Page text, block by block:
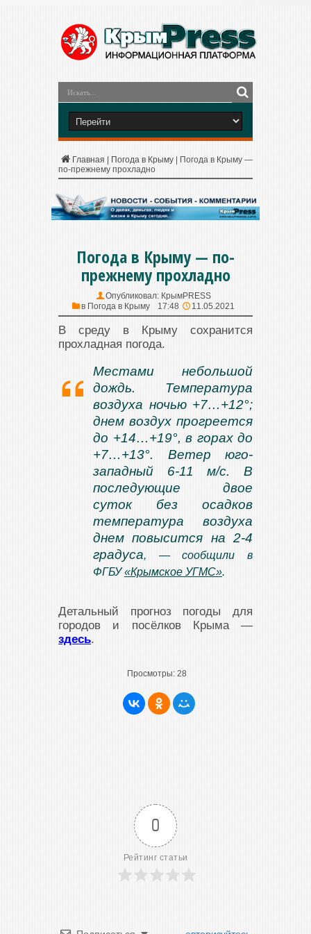
Главная Погода в Крыму
Погода в Крыму —
по-прежнему прохладно
Погода в Крыму — по-
прежнему прохладно
Опубликовал: КрымPRESS
в Погода в Крыму 17:48 11.05.2021
В среду в Крыму сохранится
прохладная погода.
Местами небольшой
дождь. Температура
воздуха ночью +7…+12°;
днем воздух прогреется
до +14…+19°, в горах до
+7…+13°. Ветер юго-
западный 6-11 м/с. В
последующие двое
суток без осадков
температура воздуха
днем повысится на 2-4
градуса, — сообщили в
ФГБУ«Крымское УГМС».
Детальный прогноз погоды для
городов и посёлков Крыма —
здесь.
Просмотры: 28
0
Рейтинг статьи